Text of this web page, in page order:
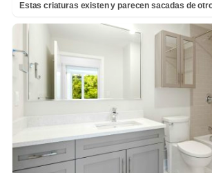
Estas criaturas existen y parecen sacadas de